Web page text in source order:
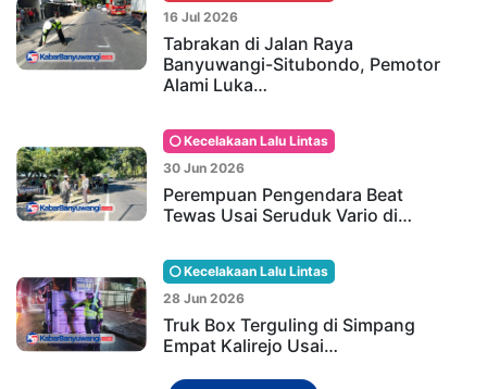
16 Jul 2026
Tabrakan di Jalan Raya
Banyuwangi-Situbondo, Pemotor
Alami Luka…
Kecelakaan Lalu Lintas
30 Jun 2026
Perempuan Pengendara Beat
Tewas Usai Seruduk Vario di…
Kecelakaan Lalu Lintas
28 Jun 2026
Truk Box Terguling di Simpang
Empat Kalirejo Usai…